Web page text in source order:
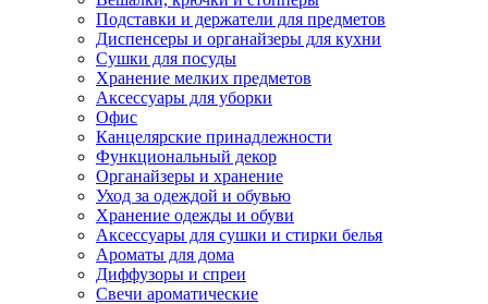
Подставки и держатели для предметов
Диспенсеры и органайзеры для кухни
Сушки для посуды
Хранение мелких предметов
Аксессуары для уборки
Офис
Канцелярские принадлежности
Функциональный декор
Органайзеры и хранение
Уход за одеждой и обувью
Хранение одежды и обуви
Аксессуары для сушки и стирки белья
Ароматы для дома
Диффузоры и спреи
Свечи ароматические